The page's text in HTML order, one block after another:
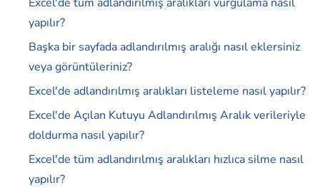
yapılır?
Başka bir sayfada adlandırılmış aralığı nasıl eklersiniz
veya görüntüleriniz?
Excel'de adlandırılmış aralıkları listeleme nasıl yapılır?
Excel'de Açılan Kutuyu Adlandırılmış Aralık verileriyle
doldurma nasıl yapılır?
Excel'de tüm adlandırılmış aralıkları hızlıca silme nasıl
yapılır?